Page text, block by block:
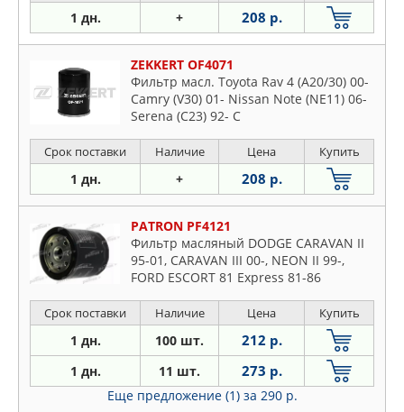
1 дн. + 208 р.
ZEKKERT OF4071
Фильтр масл. Toyota Rav 4 (A20/30) 00-
Camry (V30) 01- Nissan Note (NE11) 06-
Serena (C23) 92- C
Срок поставки Наличие Цена Купить
1 дн. + 208 р.
PATRON PF4121
Фильтр масляный DODGE CARAVAN II
95-01, CARAVAN III 00-, NEON II 99-,
FORD ESCORT 81 Express 81-86
Срок поставки Наличие Цена Купить
1 дн. 100 шт. 212 р.
1 дн. 11 шт. 273 р.
Еще предложение (1) за 290 р.